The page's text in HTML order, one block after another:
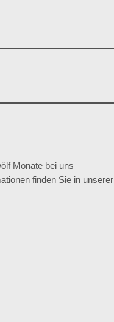
Monate bei uns
finden Sie in unserer